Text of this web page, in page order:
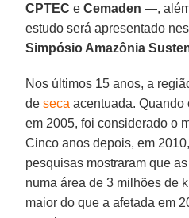
CPTEC eCemaden —,
estudo será apresentado
Simpósio Amazônia
Nos últimos 15 anos, a
deseca acentuada. Quando
em 2005, foi considerado o
Cinco anos depois, em
pesquisas mostraram que
numa área de 3 milhões de
maior do que a afetada em